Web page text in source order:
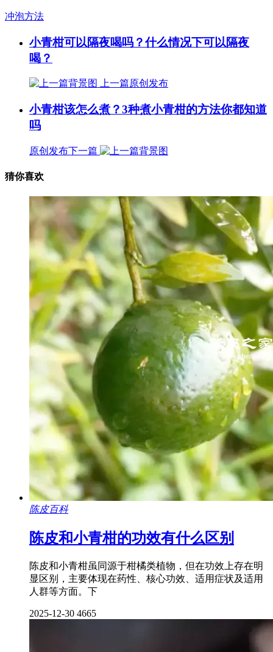
冲泡方法
小青柑可以隔夜喝吗？什么情况下可以隔夜
喝？
上一篇原创发布
小青柑该怎么煮？3种煮小青柑的方法你都知道
吗
原创发布下一篇
猜你喜欢
陈皮百科
陈皮和小青柑的功效有什么区别
陈皮和小青柑虽同源于柑橘类植物，但在功效上存在明
显区别，主要体现在药性、核心功效、适用症状及适用
人群等方面。下
2025-12-30 4665